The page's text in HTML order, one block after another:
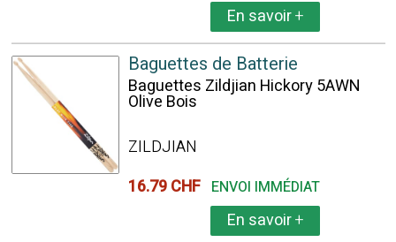
En savoir+
Baguettes de Batterie
Baguettes Zildjian Hickory 5AWN
Olive Bois
ZILDJIAN
16.79 CHF ENVOI IMMÉDIAT
En savoir+